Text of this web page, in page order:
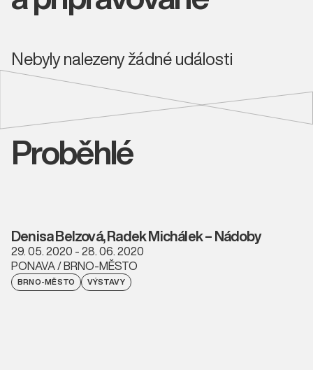
Nebyly nalezeny žádné události
Proběhlé
Denisa Belzová, Radek Michálek – Nádoby
29. 05. 2020 - 28. 06. 2020
PONAVA / BRNO-MĚSTO
BRNO-MĚSTO VÝSTAVY